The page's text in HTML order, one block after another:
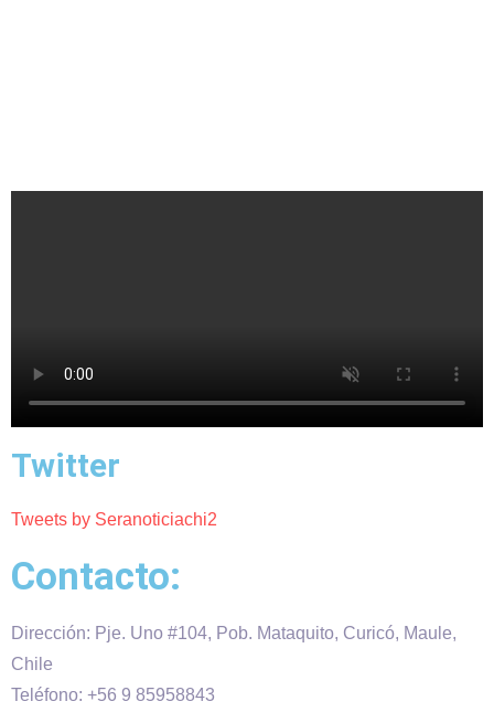
Twitter
Tweets by Seranoticiachi2
Contacto:
Dirección: Pje. Uno #104, Pob. Mataquito, Curicó, Maule,
Chile
Teléfono: +56 9 85958843